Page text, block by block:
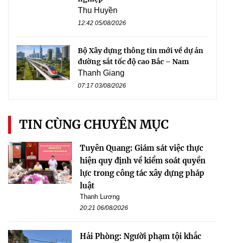
Thu Huyền
12:42 05/08/2026
Bộ Xây dựng thông tin mới về dự án
đường sắt tốc độ cao Bắc – Nam
Thanh Giang
07:17 03/08/2026
TIN CÙNG CHUYÊN MỤC
Tuyên Quang: Giám sát việc thực
hiện quy định về kiểm soát quyền
lực trong công tác xây dựng pháp
luật
Thanh Lương
20:21 06/08/2026
Hải Phòng: Người phạm tội khắc